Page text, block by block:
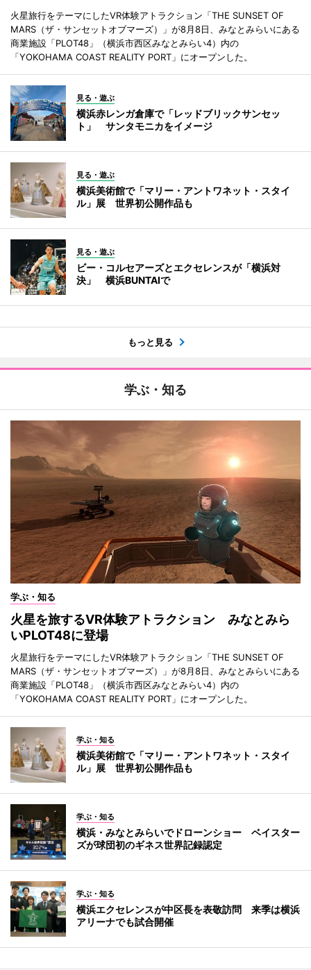
火星旅行をテーマにしたVR体験アトラクション「THE SUNSET OF
MARS（ザ・サンセットオブマーズ）」が8月8日、みなとみらいにある
商業施設「PLOT48」（横浜市西区みなとみらい4）内の
「YOKOHAMA COAST REALITY PORT」にオープンした。
見る・遊ぶ
横浜赤レンガ倉庫で「レッドブリックサンセッ
ト」 サンタモニカをイメージ
見る・遊ぶ
横浜美術館で「マリー・アントワネット・スタイ
ル」展 世界初公開作品も
見る・遊ぶ
ビー・コルセアーズとエクセレンスが「横浜対
決」 横浜BUNTAIで
もっと見る
学ぶ・知る
学ぶ・知る
火星を旅するVR体験アトラクション みなとみら
いPLOT48に登場
火星旅行をテーマにしたVR体験アトラクション「THE SUNSET OF
MARS（ザ・サンセットオブマーズ）」が8月8日、みなとみらいにある
商業施設「PLOT48」（横浜市西区みなとみらい4）内の
「YOKOHAMA COAST REALITY PORT」にオープンした。
学ぶ・知る
横浜美術館で「マリー・アントワネット・スタイ
ル」展 世界初公開作品も
学ぶ・知る
横浜・みなとみらいでドローンショー ベイスター
ズが球団初のギネス世界記録認定
学ぶ・知る
横浜エクセレンスが中区長を表敬訪問 来季は横浜
アリーナでも試合開催